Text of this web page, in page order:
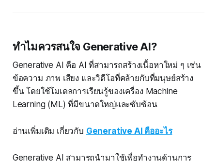
ทำไมควรสนใจ Generative AI?
Generative AI คือ AI ที่สามารถสร้างเนื้อหาใหม่ ๆ เช่น
ข้อความ ภาพ เสียง และวิดีโอที่คล้ายกับที่มนุษย์สร้าง
ขึ้น โดยใช้โมเดลการเรียนรู้ของเครื่อง Machine
Learning (ML) ที่มีขนาดใหญ่และซับซ้อน
อ่านเพิ่มเติม เกี่ยวกับ Generative AI คืออะไร
Generative AI สามารถนำมาใช้เพื่อทำงานด้านการ